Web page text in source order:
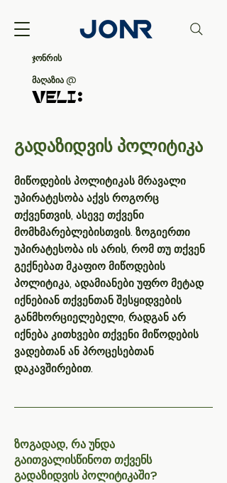
ჯონრის
მაღაზია @
გადაზიდვის პოლიტიკა
მიწოდების პოლიტიკას მრავალი
უპირატესობა აქვს როგორც
თქვენთვის, ასევე თქვენი
მომხმარებლებისთვის. ზოგიერთი
უპირატესობა ის არის, რომ თუ თქვენ
გექნებათ მკაფიო მიწოდების
პოლიტიკა, ადამიანები უფრო მეტად
იქნებიან თქვენთან შესყიდვების
განმხორციელებელი, რადგან არ
იქნება კითხვები თქვენი მიწოდების
ვადებთან ან პროცესებთან
დაკავშირებით.
ზოგადად, რა უნდა
გაითვალისწინოთ თქვენს
გადაზიდვის პოლიტიკაში?